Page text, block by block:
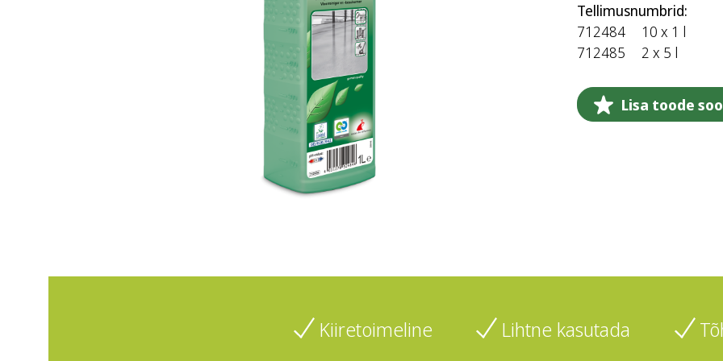
Tellimusnumbrid:
712484
10 x 1 l
712485
2 x 5 l
Lisa toode
Kiiretoimeline Lihtne kasutada